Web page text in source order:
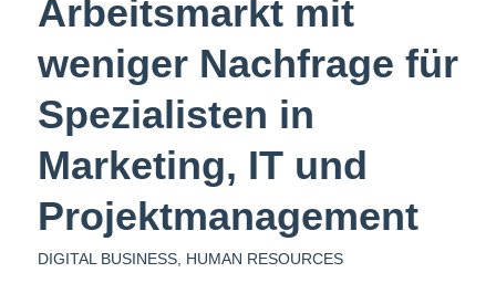
Arbeitsmarkt mit
weniger Nachfrage für
Spezialisten in
Marketing, IT und
Projektmanagement
DIGITAL BUSINESS, HUMAN RESOURCES